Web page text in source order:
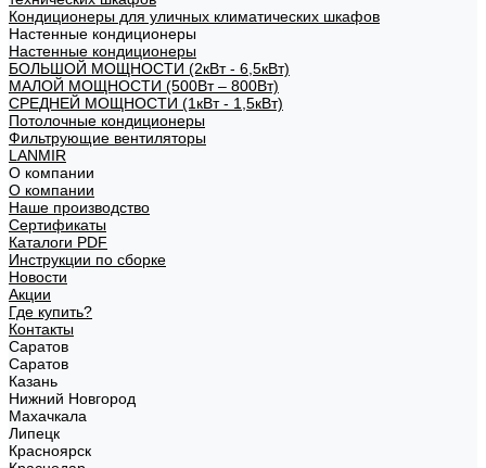
Кондиционеры для уличных климатических шкафов
Настенные кондиционеры
Настенные кондиционеры
БОЛЬШОЙ МОЩНОСТИ (2кВт - 6,5кВт)
МАЛОЙ МОЩНОСТИ (500Вт – 800Вт)
СРЕДНЕЙ МОЩНОСТИ (1кВт - 1,5кВт)
Потолочные кондиционеры
Фильтрующие вентиляторы
LANMIR
О компании
О компании
Наше производство
Сертификаты
Каталоги PDF
Инструкции по сборке
Новости
Акции
Где купить?
Контакты
Саратов
Саратов
Казань
Нижний Новгород
Махачкала
Липецк
Красноярск